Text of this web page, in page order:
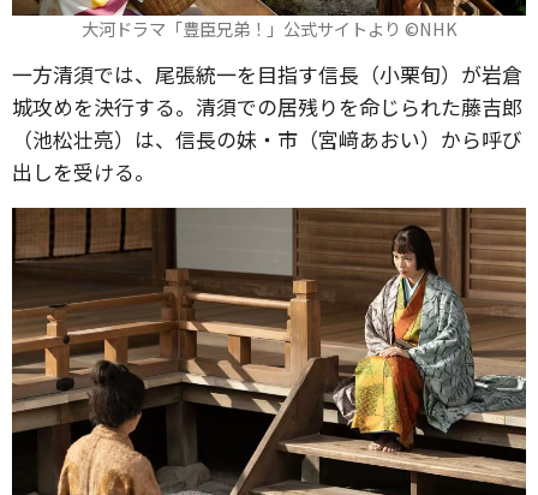
大河ドラマ「豊臣兄弟！」公式サイトより ©️NHK
一方清須では、尾張統一を目指す信長（小栗旬）が岩倉
城攻めを決行する。清須での居残りを命じられた藤吉郎
（池松壮亮）は、信長の妹・市（宮﨑あおい）から呼び
出しを受ける。